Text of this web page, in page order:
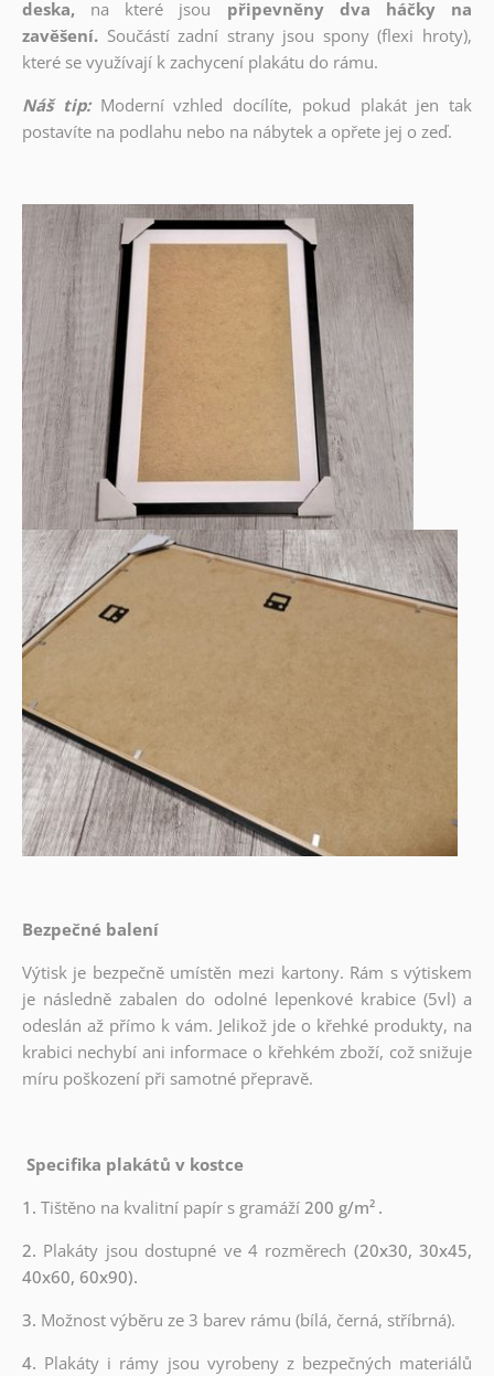
deska, na které jsou
připevněny dva háčky na
zavěšení. Součástí zadní strany jsou spony (flexi hroty),
které se využívají k zachycení plakátu do rámu.
Náš tip: Moderní vzhled docílíte, pokud plakát jen tak
postavíte na podlahu nebo na nábytek a opřete jej o zeď.
Bezpečné balení
Výtisk je bezpečně umístěn mezi kartony. Rám s výtiskem
je následně zabalen do odolné lepenkové krabice (5vl) a
odeslán až přímo k vám. Jelikož jde o křehké produkty, na
krabici nechybí ani informace o křehkém zboží, což snižuje
míru poškození při samotné přepravě.
Specifika plakátů v kostce
1. Tištěno na kvalitní papír s gramáží200 g/m² .
2. Plakáty jsou dostupné ve 4 rozměrech (20x30, 30x45,
40x60, 60x90).
3. Možnost výběru ze 3 barev rámu (bílá, černá, stříbrná).
4. Plakáty i rámy jsou vyrobeny z bezpečných materiálů